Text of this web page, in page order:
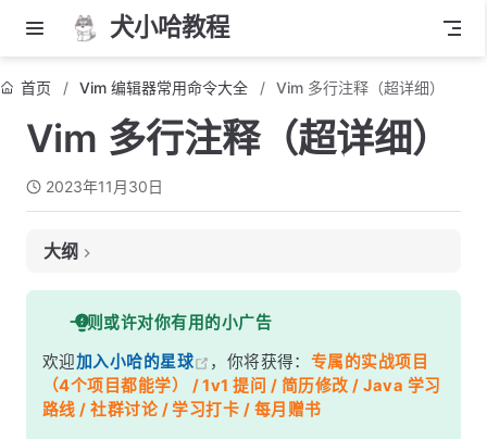
犬小哈教程
首页 Vim 编辑器常用命令大全 Vim 多行注释（超详细）
Vim 多行注释（超详细）
2023年11月30日
大纲
1. 行首添加注释符号
单行注释
多行注释
2. 使用 :comment 插件
一则或许对你有用的小广告
欢迎加入小哈的星球 ，你将获得： 专属的实战项目
（4个项目都能学） / 1v1 提问 / 简历修改 / Java 学习
路线 / 社群讨论 / 学习打卡 / 每月赠书